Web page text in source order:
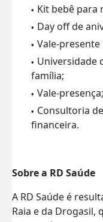
Kit bebê para
Day off de
Vale-
Universidade
família;
Vale-presença;
Consultoria
financeira.
Sobre a RD Saúde
A RD Saúde é
Raia e da Drogasil,